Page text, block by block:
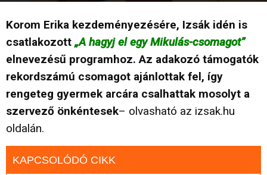
Korom Erika kezdeményezésére, Izsák idén is
csatlakozott „A hagyj el egy Mikulás-csomagot”
elnevezésű programhoz. Az adakozó támogatók
rekordszámú csomagot ajánlottak fel, így
rengeteg gyermek arcára csalhattak mosolyt a
szervező önkéntesek– olvasható az izsak.hu
oldalán.
KAPCSOLÓDÓ CIKK